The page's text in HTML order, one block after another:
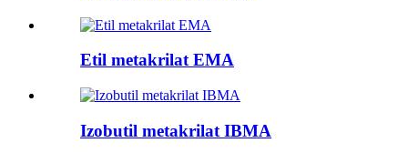
Etil metakrilat EMA
Izobutil metakrilat IBMA